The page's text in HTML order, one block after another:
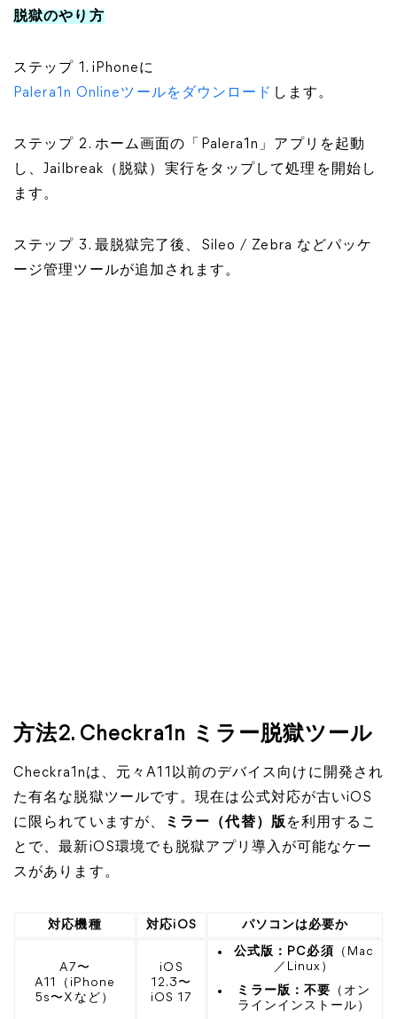
脱獄のやり方
ステップ 1. iPhoneに
Palera1n Onlineツールをダウンロード します。
ステップ 2. ホーム画面の「Palera1n」アプリを起動
し、Jailbreak（脱獄）実行をタップして処理を開始し
ます。
ステップ 3. 最脱獄完了後、Sileo / Zebra などパッケ
ージ管理ツールが追加されます。
方法2. Checkra1n ミラー脱獄ツール
Checkra1nは、元々A11以前のデバイス向けに開発され
た有名な脱獄ツールです。現在は公式対応が古いiOS
に限られていますが、
ミラー（代替）版 を利用するこ
とで、最新iOS環境でも脱獄アプリ導入が可能なケー
スがあります。
対応機種 対応iOS パソコンは必要か
A7〜
A11（iPhone
5s〜Xなど）
iOS
12.3〜
iOS 17
公式版：PC必須 （Mac
／Linux）
ミラー版：不要 （オン
ラインインストール）